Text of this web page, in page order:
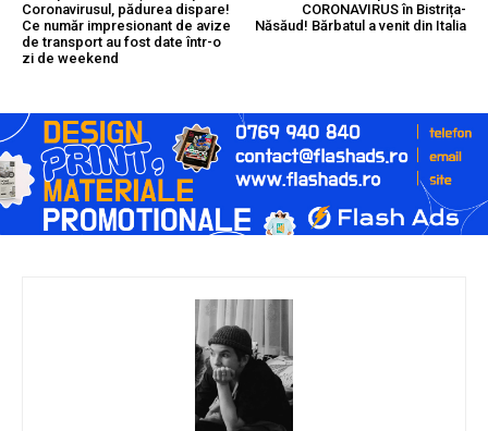
Coronavirusul, pădurea dispare!
Ce număr impresionant de avize
de transport au fost date într-o
zi de weekend
CORONAVIRUS în Bistrița-
Năsăud! Bărbatul a venit din Italia